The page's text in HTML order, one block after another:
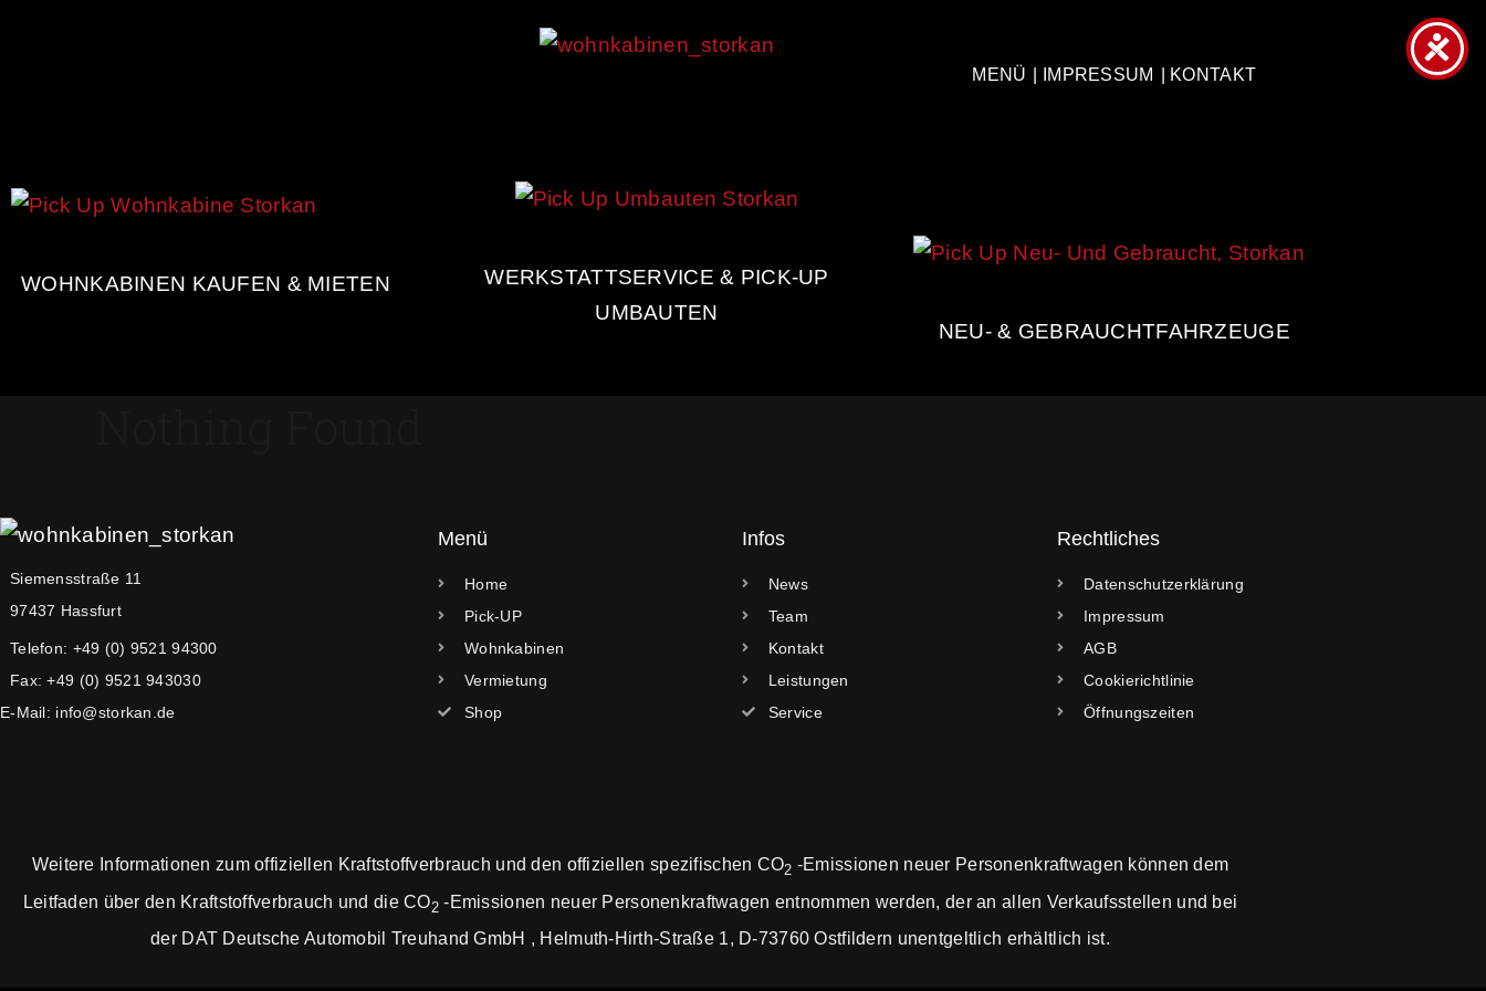
WOHNKABINEN KAUFEN & MIETEN
WERKSTATTSERVICE & PICK-UP
UMBAUTEN
MENÜ | IMPRESSUM | KONTAKT
NEU- & GEBRAUCHTFAHRZEUGE
Siemensstraße 11
97437 Hassfurt
Telefon: +49 (0) 9521 94300
Fax: +49 (0) 9521 943030
E-Mail: info@storkan.de
Menü
Home
Pick-UP
Wohnkabinen
Vermietung
Shop
Infos
News
Team
Kontakt
Leistungen
Service
Rechtliches
Datenschutzerklärung
Impressum
AGB
Cookierichtlinie
Öffnungszeiten
Weitere Informationen zum offiziellen Kraftstoffverbrauch und den offiziellen spezifischen CO2 -Emissionen neuer Personenkraftwagen können dem
Leitfaden über den Kraftstoffverbrauch und die CO2 -Emissionen neuer Personenkraftwagen entnommen werden, der an allen Verkaufsstellen und bei
der DAT Deutsche Automobil Treuhand GmbH , Helmuth-Hirth-Straße 1, D-73760 Ostfildern unentgeltlich erhältlich ist.